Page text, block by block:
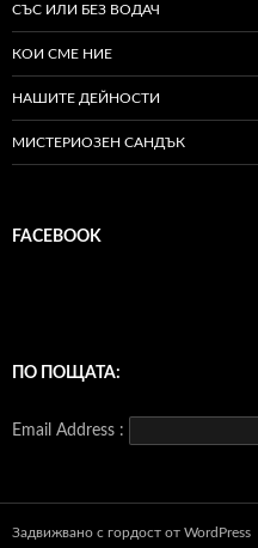
СЪС ИЛИ БЕЗ ВОДАЧ
КОИ СМЕ НИЕ
НАШИТЕ ДЕЙНОСТИ
МИСТЕРИОЗЕН САНДЪК
FACEBOOK
ПО ПОЩАТА:
Email Address :
Задвижвано с гордост от WordPress